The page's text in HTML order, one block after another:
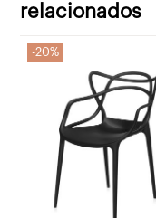
relacionados
20%